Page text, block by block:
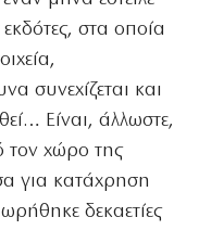
στα οποία
συνεχίζεται και
Είναι, άλλωστε,
τον χώρο της
για κατάχρηση
δεκαετίες